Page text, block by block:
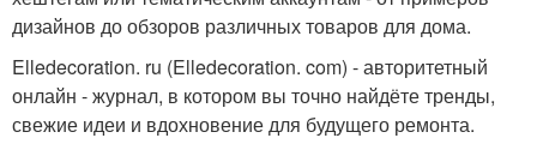
дизайнов до обзоров различных товаров для дома.
Elledecoration. ru (Elledecoration. com) - авторитетный
онлайн - журнал, в котором вы точно найдёте тренды,
свежие идеи и вдохновение для будущего ремонта.